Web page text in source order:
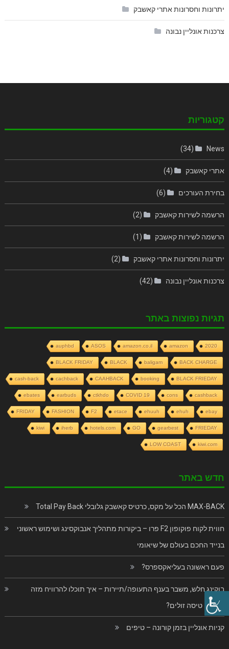
יתרונות וחסרונות אתרי קאשבק
צרכנות אונליין נבונה
קטגוריות
News
(34)
אתרי קאשבק (4)
בחירת העורכים (6)
הרשמה לשירות קאשבק (2)
הרשמה לשירות קאשבק (1)
יתרונות וחסרונות אתרי קאשבק (2)
צרכנות אונליין נבונה (42)
תגיות נפוצות באתר
2020
amazon
amazon.co.il
ASOS
auphbd
BACK CHARGE
baligam
BLACK
BLACK FRIDAY
BLACK FRIEDAY
booking
CAAHBACK
cachback
cash-back
cashback
cons
COVID 19
ctkhdo
earbuds
ebates
ebay
ehuh
ehuuh
etace
F2
FASHION
FRIDAY
FRIEDAY
gearbest
GO
hotels.com
iherb
kiwi
kiwi.com
LOW COAST
חדש באתר
MAX-BACK הכל על מקס, כרטיס קאשבק גלובלי Total Pay Back
חווית לקוח פוקופון F2 פרו – ביקורות מתהליך אנבוקסינג ושימוש ראשוני
בנייד החכם בעולם של שיאומי
פעם ראשונה בעליאקספרס?
בוקינג חלש, משבר בענף התעופה/תיירות – איך תוכלו להרוויח מזה
כרטיסי טיסה זולים?
קניות אונליין בזמן קורונה – טיפים